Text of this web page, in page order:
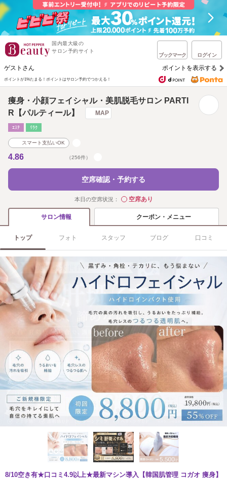
国内最大級の
サロン予約サイト
ブックマーク ログイン
ゲストさん ポイントを表示する
ポイントが1%たまる！ ポイントはサロン予約でつかえる！
痩身・小顔フェイシャル・美肌脱毛サロン PARTI
R【パルティール】
MAP
ｴｽﾃ ﾘﾗｸ
スマート支払いOK
4.86 （256件）
空席確認・予約する
本日の空席状況： ◯空席あり
サロン情報 クーポン・メニュー
トップ フォト スタッフ ブログ 口コミ
8/10空き有★口コミ4.9以上★最新マシン導入【韓国肌管理 コガオ 痩身】